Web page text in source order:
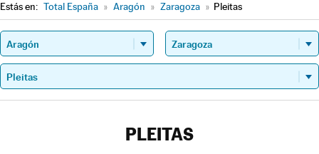
Estás en: Total España » Aragón » Zaragoza » Pleitas
PLEITAS